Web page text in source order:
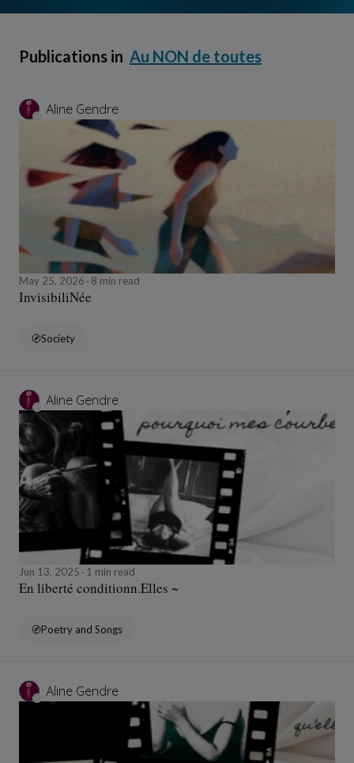
Publications in Au NON de toutes
Aline Gendre
May 25, 2026 8 min read
InvisibiliNée
Society
Aline Gendre
Jun 13, 2025 1 min read
En liberté conditionn.Elles ~
Poetry and Songs
Aline Gendre